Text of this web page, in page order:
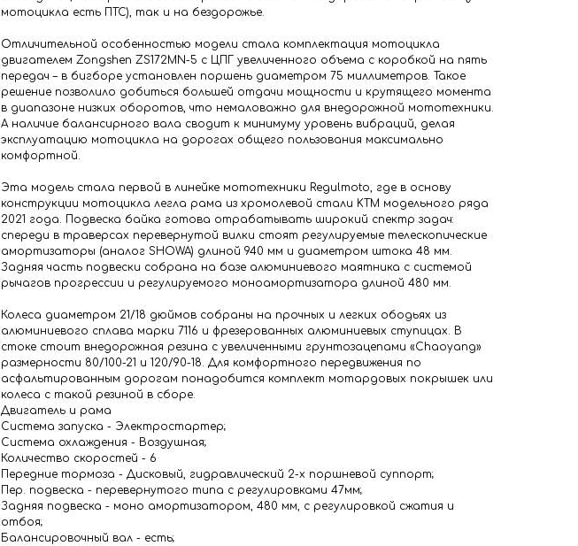
мотоцикла есть ПТС), так и на бездорожье.
Отличительной особенностью модели стала комплектация мотоцикла
двигателем Zongshen ZS172MN-5 с ЦПГ увеличенного объема с коробкой на пять
передач – в бигборе установлен поршень диаметром 75 миллиметров. Такое
решение позволило добиться большей отдачи мощности и крутящего момента
в диапазоне низких оборотов, что немаловажно для внедорожной мототехники.
А наличие балансирного вала сводит к минимуму уровень вибраций, делая
эксплуатацию мотоцикла на дорогах общего пользования максимально
комфортной.
Эта модель стала первой в линейке мототехники Regulmoto, где в основу
конструкции мотоцикла легла рама из хромолевой стали KTM модельного ряда
2021 года. Подвеска байка готова отрабатывать широкий спектр задач:
спереди в траверсах перевернутой вилки стоят регулируемые телескопические
амортизаторы (аналог SHOWA) длиной 940 мм и диаметром штока 48 мм.
Задняя часть подвески собрана на базе алюминиевого маятника с системой
рычагов прогрессии и регулируемого моноамортизатора длиной 480 мм.
Колеса диаметром 21/18 дюймов собраны на прочных и легких ободьях из
алюминиевого сплава марки 7116 и фрезерованных алюминиевых ступицах. В
стоке стоит внедорожная резина с увеличенными грунтозацепами «Chaoyang»
размерности 80/100-21 и 120/90-18. Для комфортного передвижения по
асфальтированным дорогам понадобится комплект мотардовых покрышек или
колеса с такой резиной в сборе.
Двигатель и рама
Система запуска - Электростартер;
Система охлаждения - Воздушная;
Количество скоростей - 6
Передние тормоза - Дисковый, гидравлический 2-х поршневой суппорт;
Пер. подвеска - перевернутого типа с регулировками 47мм;
Задняя подвеска - моно амортизатором, 480 мм, с регулировкой сжатия и
отбоя;
Балансировочный вал - есть;